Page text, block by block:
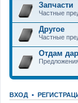
Запчасти
Частные
Другое
Частные
Отдам
ВХОД •